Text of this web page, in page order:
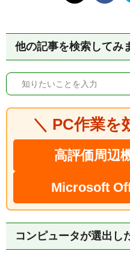
他の記事を検索してみ
＼ PC作業を
高評価周辺
Microsoft
コンピュータが選出し